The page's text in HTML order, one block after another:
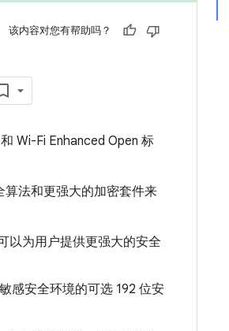
该内容对您有帮助吗？
Wi-Fi Enhanced Open 标
算法和更强大的加密套件来
以为用户提供更强大的安全
感安全环境的可选 192 位安